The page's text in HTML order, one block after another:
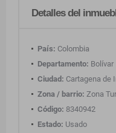
Detalles del
País: Colombia
Departamento: Bolívar
Ciudad: Cartagena de
Zona / barrio: Zona
Código: 8340942
Estado: Usado